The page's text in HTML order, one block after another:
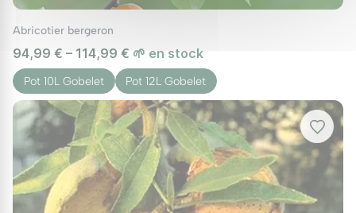
Abricotier bergeron
94,99 € – 114,99 € 🌱 en stock
Pot 10L Gobelet Pot 12L Gobelet